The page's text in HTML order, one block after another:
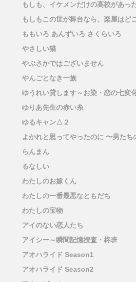
もしも、イケメンだけの高校があっ
もしもこの世が舞台なら、楽屋はど
ももいろ あんずいろ さくらいろ
やさしい猫
やぶさかではございません
やんごとなき一族
ゆうれい貸します～お染・恋の七変
ゆりあ先生の赤い糸
ゆるキャン△２
よかれと思ってやったのに 〜男たち
らんまん
るなしい
わたしのお嫁くん
わたしの一番最悪なともだち
わたしの宝物
アイのない恋人たち
アイシー～瞬間記憶捜査・柊班
アオハライド Season1
アオハライド Season2